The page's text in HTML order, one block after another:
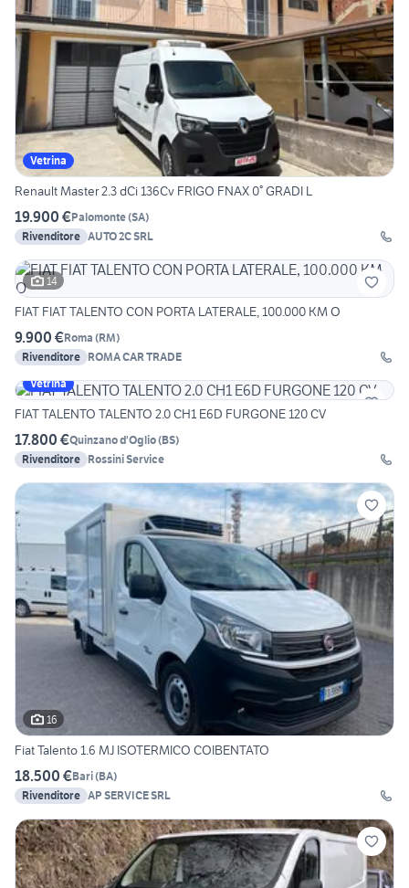
Vetrina
Renault Master 2.3 dCi 136Cv FRIGO FNAX 0° GRADI L
19.900 €Palomonte(SA)
Rivenditore AUTO 2C SRL
14
FIAT FIAT TALENTO CON PORTA LATERALE, 100.000 KM O
9.900 €Roma (RM)
Rivenditore ROMA CAR TRADE
Vetrina
FIAT TALENTO TALENTO 2.0 CH1 E6D FURGONE 120 CV
17.800 €Quinzano d'Oglio(BS)
Rivenditore Rossini Service
16
Fiat Talento 1.6 MJ ISOTERMICO COIBENTATO
18.500 €Bari(BA)
Rivenditore AP SERVICE SRL